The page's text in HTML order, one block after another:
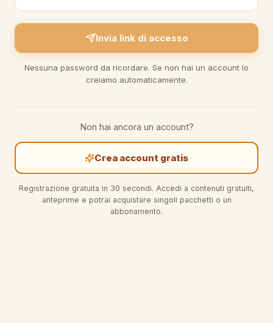
Invia link di accesso
Nessuna password da ricordare. Se non hai un account lo
creiamo automaticamente.
Non hai ancora un account?
Crea account gratis
Registrazione gratuita in 30 secondi. Accedi a contenuti gratuiti,
anteprime e potrai acquistare singoli pacchetti o un
abbonamento.